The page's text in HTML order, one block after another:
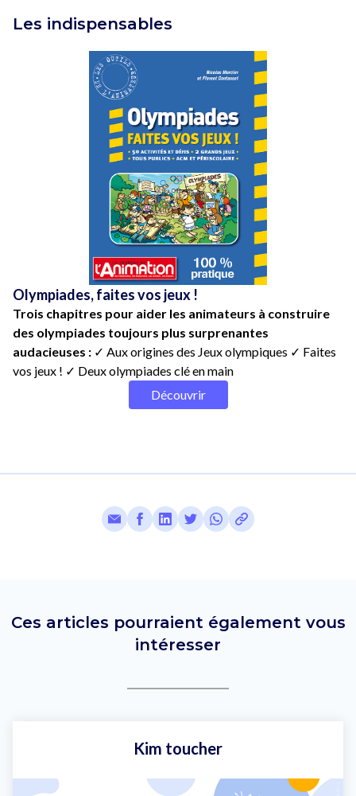
Les indispensables
Olympiades, faites vos jeux !
Trois chapitres pour aider les animateurs à construire
des olympiades toujours plus surprenantes
audacieuses : ✓ Aux origines des Jeux olympiques ✓ Faites
vos jeux ! ✓ Deux olympiades clé en main
Découvrir
Ces articles pourraient également vous
intéresser
Kim toucher